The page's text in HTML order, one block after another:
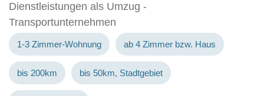
Dienstleistungen als Umzug -
Transportunternehmen
1-3 Zimmer-Wohnung ab 4 Zimmer bzw. Haus
bis 200km bis 50km, Stadtgebiet